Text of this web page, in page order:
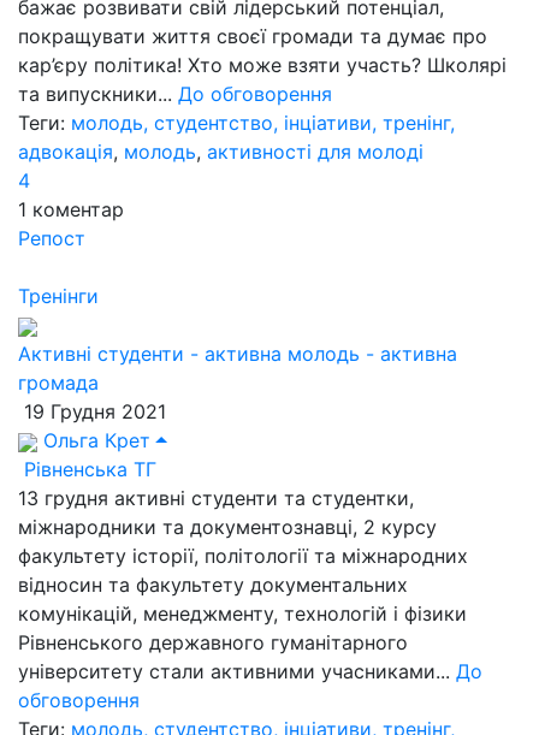
бажає розвивати свій лідерський потенціал,
покращувати життя своєї громади та думає про
кар’єру політика! Хто може взяти участь? Школярі
та випускники... До обговорення
Теги: молодь, студентство, інціативи, тренінг,
адвокація, молодь, активності для молоді
4
1 коментар
Репост
Тренінги
Активні студенти - активна молодь - активна
громада
19 Грудня 2021
Ольга Крет
Рівненська ТГ
13 грудня активні студенти та студентки,
міжнародники та документознавці, 2 курсу
факультету історії, політології та міжнародних
відносин та факультету документальних
комунікацій, менеджменту, технологій і фізики
Рівненського державного гуманітарного
університету стали активними учасниками... До
обговорення
Теги: молодь, студентство, інціативи, тренінг,